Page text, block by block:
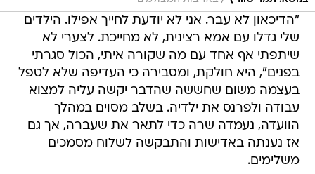
"הדיכאון לא עבר. אני לא יודעת לחייך אפילו. הילדים
שלי גדלו עם אמא רצינית, לא מחייכת. לצערי לא
שיתפתי אף אחד עם מה שקורה איתי, הכול סגרתי
בפנים", היא חולקת, ומסבירה כי העדיפה שלא לטפל
בעצמה משום שחששה שהדבר יקשה עליה למצוא
עבודה ולפרנס את ילדיה. בשלב מסוים במהלך
הוועדה, נעמדה שרה כדי לתאר את שעברה, אך גם
אז נענתה באדישות והתבקשה לשלוח מסמכים
משלימים.